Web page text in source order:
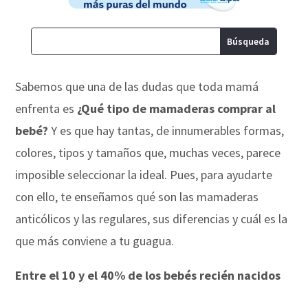
Sabemos que una de las dudas que toda mamá
enfrenta es ¿Qué tipo de mamaderas comprar al
bebé? Y es que hay tantas, de innumerables formas,
colores, tipos y tamaños que, muchas veces, parece
imposible seleccionar la ideal. Pues, para ayudarte
con ello, te enseñamos qué son las mamaderas
anticólicos y las regulares, sus diferencias y cuál es la
que más conviene a tu guagua.
Entre el 10 y el 40% de los bebés recién nacidos